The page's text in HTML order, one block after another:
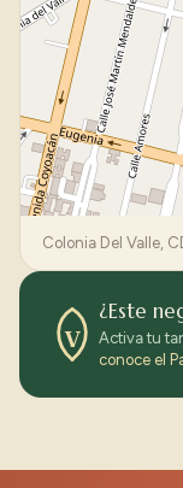
Colonia Del Valle,
V
¿Este
Activa tu
conoce el